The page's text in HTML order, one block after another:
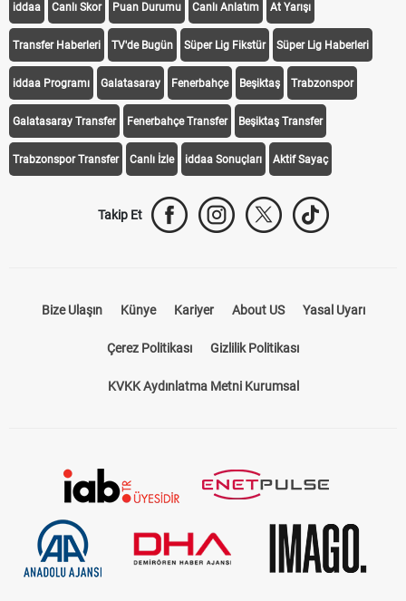
iddaa Canlı Skor Puan Durumu Canlı Anlatım At Yarışı
Transfer Haberleri TV'de Bugün Süper Lig Fikstür Süper Lig Haberleri
iddaa Programı Galatasaray Fenerbahçe Beşiktaş Trabzonspor
Galatasaray Transfer Fenerbahçe Transfer Beşiktaş Transfer
Trabzonspor Transfer Canlı İzle iddaa Sonuçları Aktif Sayaç
Takip Et
Bize Ulaşın Künye Kariyer About US Yasal Uyarı
Çerez Politikası Gizlilik Politikası
KVKK Aydınlatma Metni Kurumsal